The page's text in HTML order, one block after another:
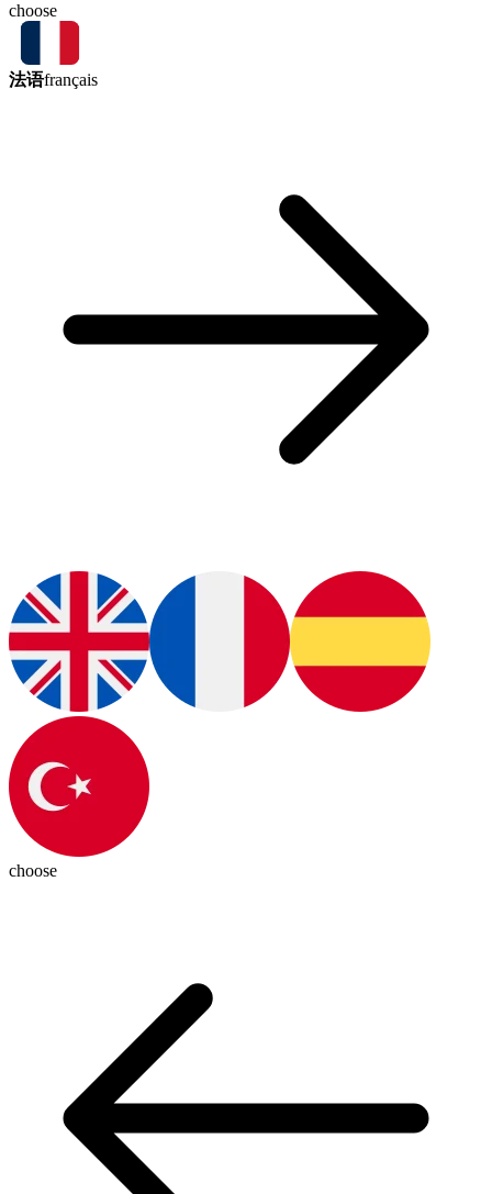
choose
法语français
choose